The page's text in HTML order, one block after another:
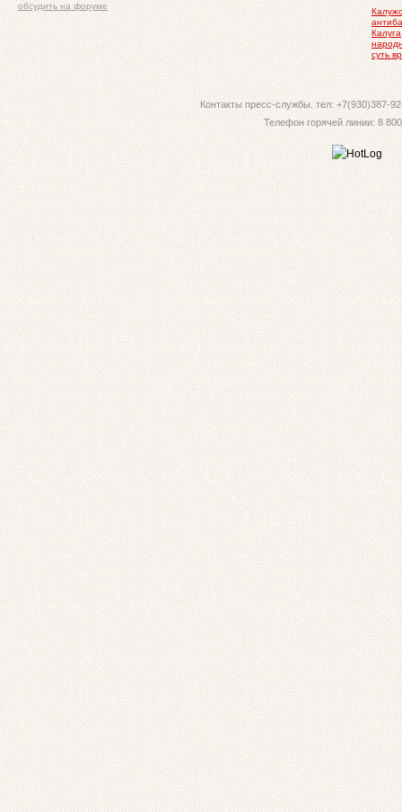
Калуга
суть
обсудить на форуме
Контакты пресс-службы. тел: +7(930)387-
Телефон горячей линии: 8